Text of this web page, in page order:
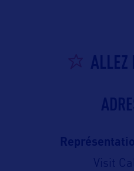
ALLEZ
Visit